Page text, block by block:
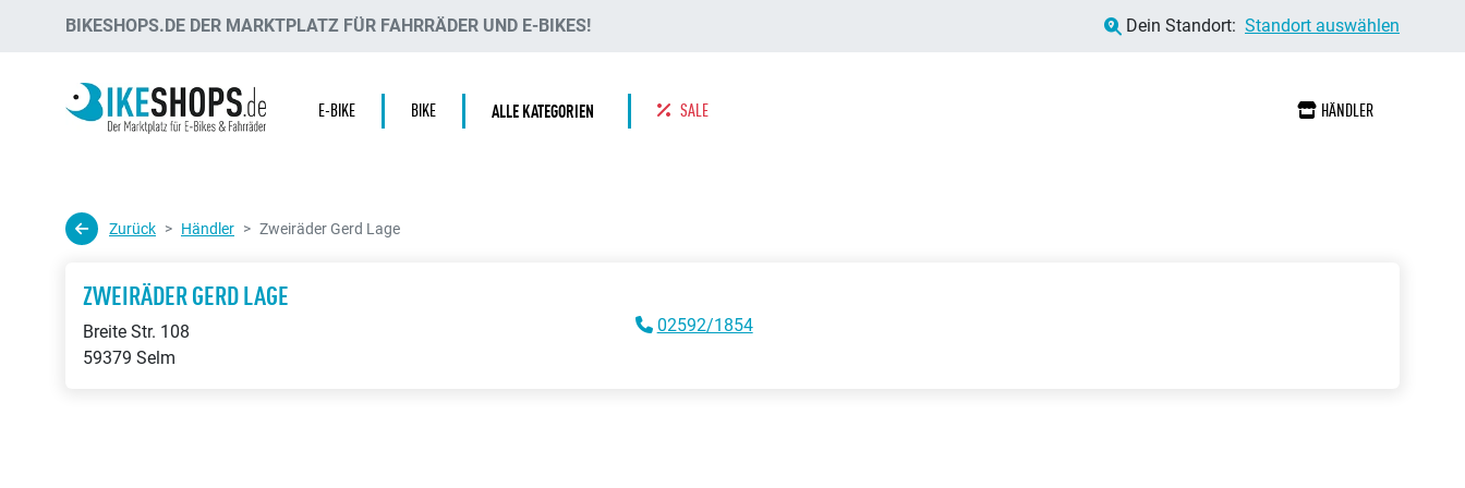
BIKESHOPS.DE DER MARKTPLATZ FÜR FAHRRÄDER UND E-BIKES! Dein Standort: Standort auswählen
E-BIKE BIKE ALLE KATEGORIEN SALE HÄNDLER
Zurück Händler Zweiräder Gerd Lage
ZWEIRÄDER GERD LAGE
Breite Str. 108
59379 Selm
02592/1854